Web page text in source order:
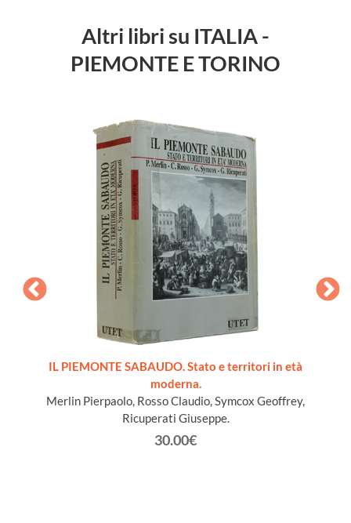
Altri libri su ITALIA -
PIEMONTE E TORINO
IL PIEMONTE SABAUDO. Stato e territori in età
moderna.
Merlin Pierpaolo, Rosso Claudio, Symcox Geoffrey,
Ricuperati Giuseppe.
30.00€